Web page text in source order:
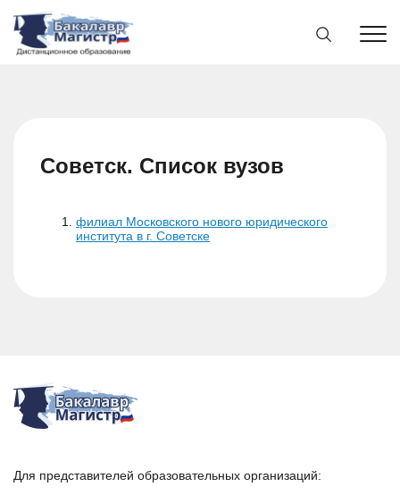
Советск. Список вузов
филиал Московского нового юридического
института в г. Советске
Для представителей образовательных организаций: